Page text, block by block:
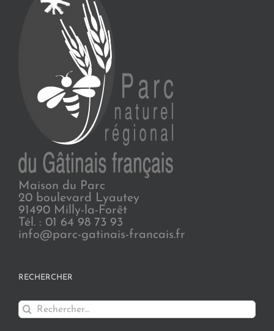
Maison du Parc
20 boulevard Lyautey
91490 Milly-la-Forêt
Tél. : 01 64 98 73 93
info@parc-gatinais-francais.fr
RECHERCHER
Rechercher: